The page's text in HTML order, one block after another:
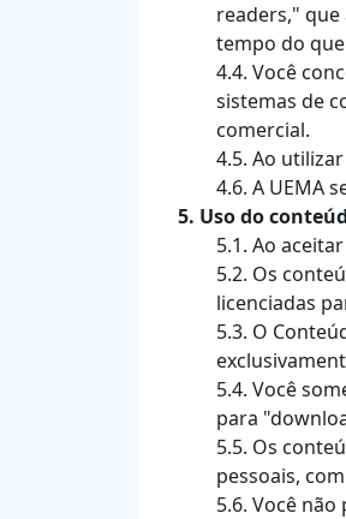
readers," que
tempo do
4.4. Você
sistemas de
comercial.
4.5. Ao
4.6. A UEMA
5. Uso do
5.1. Ao
5.2. Os
licenciadas
5.3. O
5.4. Você
para
5.5. Os
pessoais,
5.6. Você